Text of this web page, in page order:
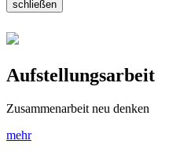
schließen
Aufstellungsarbeit
Zusammenarbeit neu denken
mehr